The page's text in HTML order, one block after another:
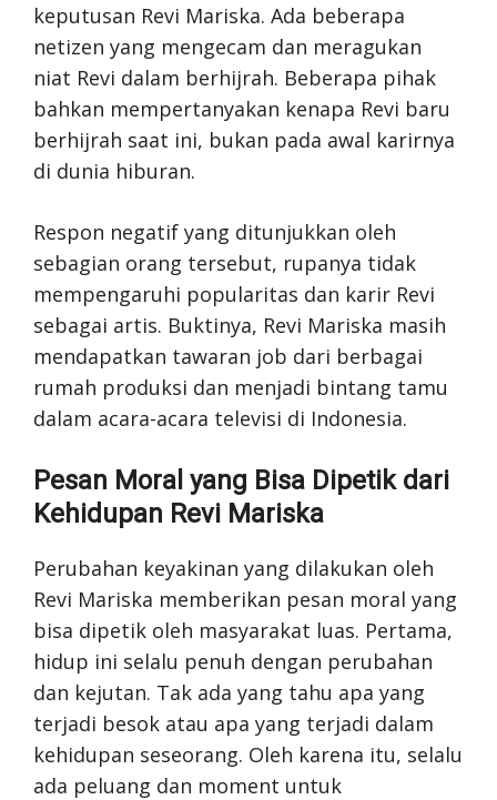
keputusan Revi Mariska. Ada beberapa
netizen yang mengecam dan meragukan
niat Revi dalam berhijrah. Beberapa pihak
bahkan mempertanyakan kenapa Revi baru
berhijrah saat ini, bukan pada awal karirnya
di dunia hiburan.
Respon negatif yang ditunjukkan oleh
sebagian orang tersebut, rupanya tidak
mempengaruhi popularitas dan karir Revi
sebagai artis. Buktinya, Revi Mariska masih
mendapatkan tawaran job dari berbagai
rumah produksi dan menjadi bintang tamu
dalam acara-acara televisi di Indonesia.
Pesan Moral yang Bisa Dipetik dari
Kehidupan Revi Mariska
Perubahan keyakinan yang dilakukan oleh
Revi Mariska memberikan pesan moral yang
bisa dipetik oleh masyarakat luas. Pertama,
hidup ini selalu penuh dengan perubahan
dan kejutan. Tak ada yang tahu apa yang
terjadi besok atau apa yang terjadi dalam
kehidupan seseorang. Oleh karena itu, selalu
ada peluang dan moment untuk